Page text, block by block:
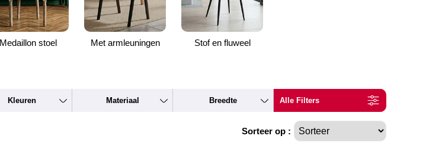
Medaillon stoel Met armleuningen Stof en fluweel
Kleuren Materiaal Breedte Alle Filters
Sorteer op :